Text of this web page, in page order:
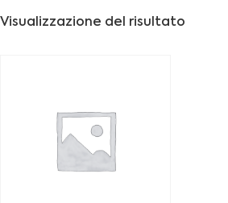
Visualizzazione del risultato